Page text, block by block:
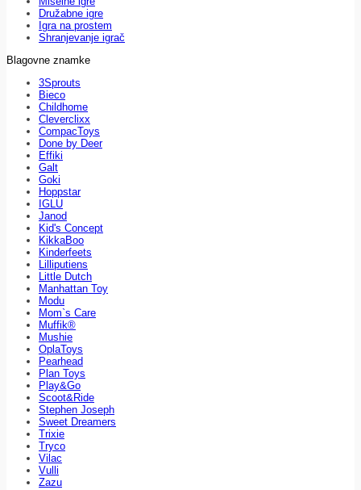
Družabne igre
Igra na prostem
Shranjevanje igrač
Blagovne znamke
3Sprouts
Bieco
Childhome
Cleverclixx
CompacToys
Done by Deer
Effiki
Galt
Goki
Hoppstar
IGLU
Janod
Kid's Concept
KikkaBoo
Kinderfeets
Lilliputiens
Little Dutch
Manhattan Toy
Modu
Mom`s Care
Muffik®
Mushie
OplaToys
Pearhead
Plan Toys
Play&Go
Scoot&Ride
Stephen Joseph
Sweet Dreamers
Trixie
Tryco
Vilac
Vulli
Zazu